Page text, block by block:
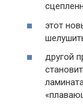
этот
другой